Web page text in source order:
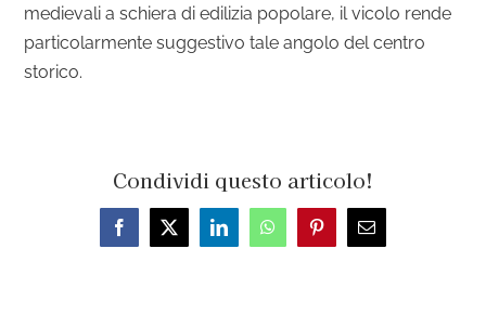
medievali a schiera di edilizia popolare, il vicolo rende
particolarmente suggestivo tale angolo del centro
storico.
Condividi questo articolo!
Facebook
X LinkedInWhatsAppPinterestEmail